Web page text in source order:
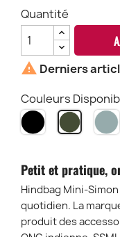
Quantité
 Derniers
Couleurs
Noir Olive
Petit et pratique,
Hindbag Mini-
quotidien. La
produit des